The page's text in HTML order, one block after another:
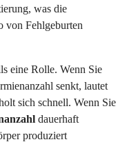
was die
von Fehlgeburten
eine Rolle. Wenn Sie
senkt, lautet
sich schnell. Wenn Sie
dauerhaft
produziert